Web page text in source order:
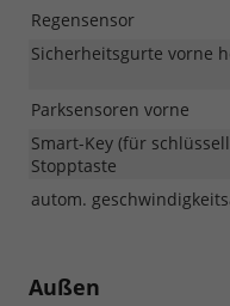
Regensensor
Sicherheitsgurte vorne
Parksensoren vorne
Smart-Key (für
Stopptaste
autom.
Außen